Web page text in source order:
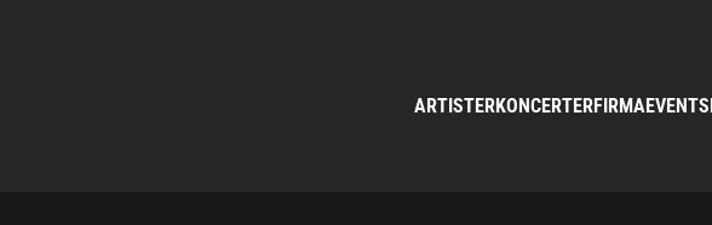
ARTISTERKONCERTERFIRMAEVENTS